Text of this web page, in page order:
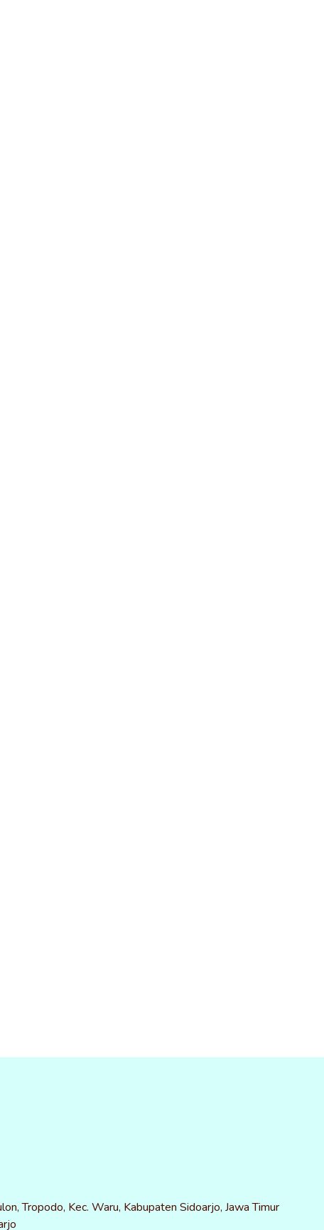
Tropodo, Kec. Waru, Kabupaten Sidoarjo, Jawa Timur